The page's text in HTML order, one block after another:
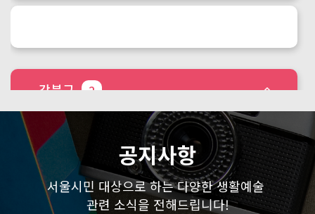
강북구 2
강서구 2
공지사항
서울시민 대상으로 하는 다양한 생활예술
관련 소식을 전해드립니다!